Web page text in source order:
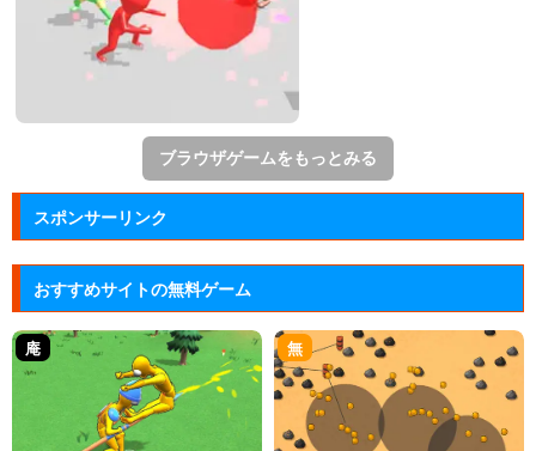
ブラウザゲームをもっとみる
スポンサーリンク
おすすめサイトの無料ゲーム
庵 無